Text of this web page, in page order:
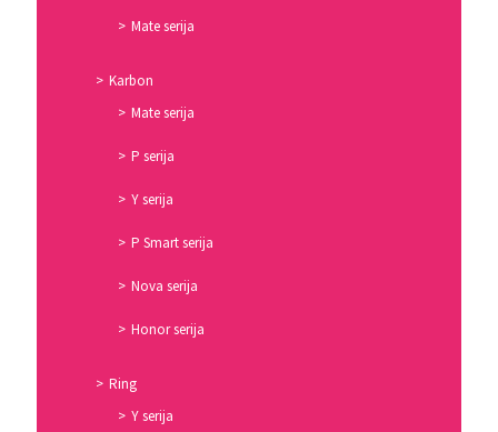
Mate serija
Karbon
Mate serija
P serija
Y serija
P Smart serija
Nova serija
Honor serija
Ring
Y serija